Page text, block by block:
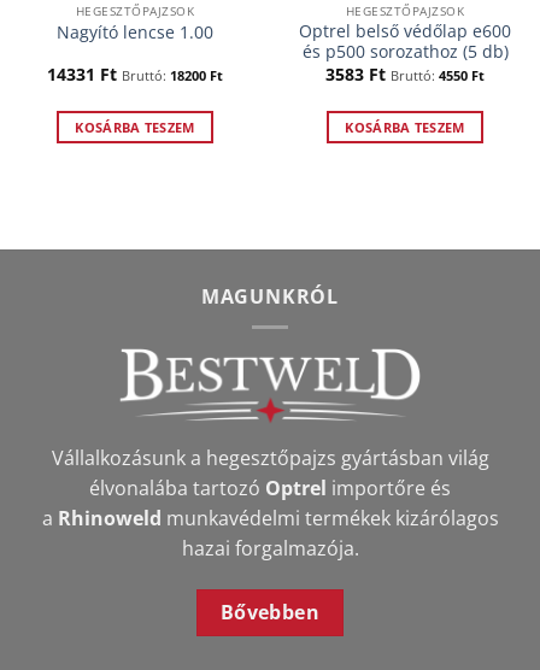
HEGESZTŐPAJZSOK
Nagyító lencse 1.00
14331 Ft Bruttó: 18200 Ft
KOSÁRBA TESZEM
HEGESZTŐPAJZSOK
Optrel belső védőlap e600
és p500 sorozathoz (5 db)
3583 Ft Bruttó: 4550 Ft
KOSÁRBA TESZEM
MAGUNKRÓL
Vállalkozásunk a hegesztőpajzs gyártásban világ
élvonalába tartozó Optrel importőre és
a Rhinoweld munkavédelmi termékek kizárólagos
hazai forgalmazója.
Bővebben